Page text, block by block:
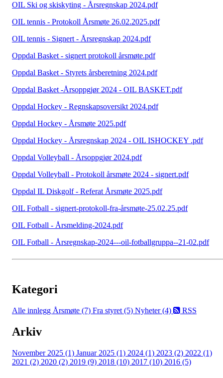
OIL Ski og skiskyting - Årsregnskap 2024.pdf
OIL tennis - Protokoll Årsmøte 26.02.2025.pdf
OIL tennis - Signert - Årsregnskap 2024.pdf
Oppdal Basket - signert protokoll årsmøte.pdf
Oppdal Basket - Styrets årsberetning 2024.pdf
Oppdal Basket -Årsoppgjør 2024 - OIL BASKET.pdf
Oppdal Hockey - Regnskapsoversikt 2024.pdf
Oppdal Hockey - Årsmøte 2025.pdf
Oppdal Hockey - Årsregnskap 2024 - OIL ISHOCKEY .pdf
Oppdal Volleyball - Årsoppgjør 2024.pdf
Oppdal Volleyball - Protokoll årsmøte 2024 - signert.pdf
Oppdal IL Diskgolf - Referat Årsmøte 2025.pdf
OIL Fotball - signert-protokoll-fra-årsmøte-25.02.25.pdf
OIL Fotball - Årsmelding-2024.pdf
OIL Fotball - Årsregnskap-2024---oil-fotballgruppa--21-02.pdf
Kategori
Alle innlegg Årsmøte (7) Fra styret (5) Nyheter (4) RSS
Arkiv
November 2025 (1) Januar 2025 (1) 2024 (1) 2023 (2) 2022 (1)
2021 (2) 2020 (2) 2019 (9) 2018 (10) 2017 (10) 2016 (5)